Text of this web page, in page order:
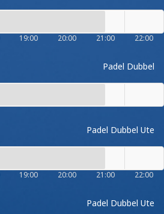
19:00 20:00 21:00 22:00
Padel Dubbel
Padel Dubbel Ute
19:00 20:00 21:00 22:00
Padel Dubbel Ute